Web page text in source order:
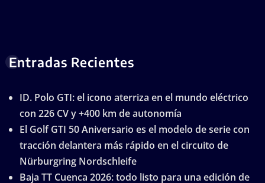
Entradas Recientes
ID. Polo GTI: el icono aterriza en el mundo eléctrico
con 226 CV y +400 km de autonomía
El Golf GTI 50 Aniversario es el modelo de serie con
tracción delantera más rápido en el circuito de
Nürburgring Nordschleife
Baja TT Cuenca 2026: todo listo para una edición de